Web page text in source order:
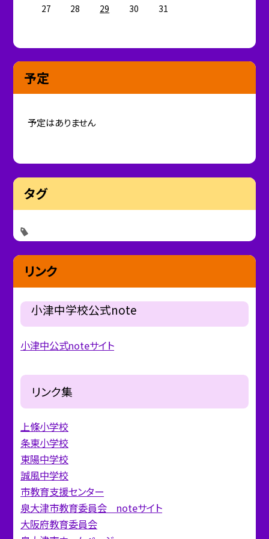
27 28 29 30 31
予定
予定はありません
タグ
リンク
小津中学校公式note
小津中公式noteサイト
リンク集
上條小学校
条東小学校
東陽中学校
誠風中学校
市教育支援センター
泉大津市教育委員会 noteサイト
大阪府教育委員会